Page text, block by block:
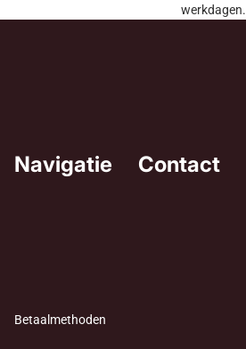
werkdagen.
Navigatie Contact
Betaalmethoden